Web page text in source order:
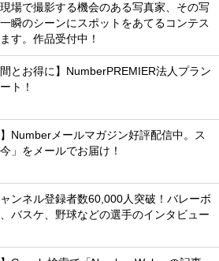
場で撮影する機会のある写真家、その写
瞬のシーンにスポットをあてるコンテス
す。作品受付中！
間とお得に】NumberPREMIER法人プラン
ト！
】Numberメールマガジン好評配信中。ス
」をメールでお届け！
ンネル登録者数60,000人突破！バレーボ
バスケ、野球などの選手のインタビュー